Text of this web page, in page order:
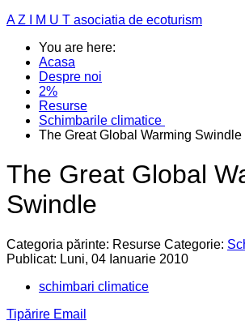
A Z I M U T asociatia de ecoturism
You are here:
Acasa
Despre noi
2%
Resurse
Schimbarile climatice
The Great Global Warming Swindle
The Great Global
Swindle
Categoria părinte: Resurse Categorie:
Publicat: Luni, 04 Ianuarie 2010
schimbari climatice
Tipărire Email